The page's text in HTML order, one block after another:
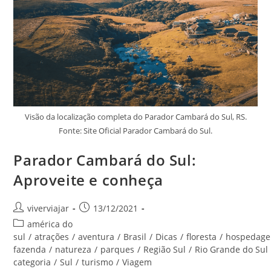
Visão da localização completa do Parador Cambará do Sul, RS.
Fonte: Site Oficial Parador Cambará do Sul.
Parador Cambará do Sul:
Aproveite e conheça
Autor
do
post:
viverviajar
Post13/12/2021
Categoria
do
post:
américa do
sul / atrações / aventura / Brasil / Dicas / floresta /
fazenda / natureza / parques / Região Sul / Rio Grande do Sul
categoria / Sul / turismo / Viagem